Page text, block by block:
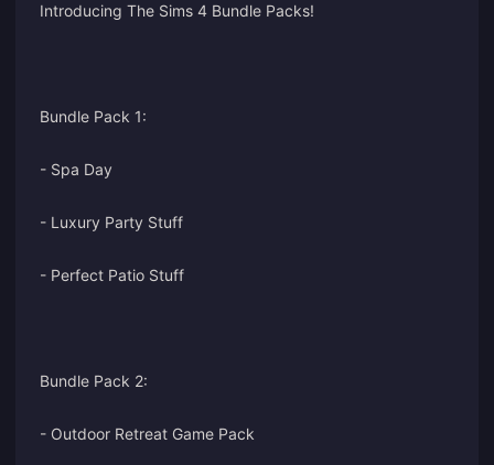
Introducing The Sims 4 Bundle Packs!
Bundle Pack 1:
- Spa Day
- Luxury Party Stuff
- Perfect Patio Stuff
Bundle Pack 2:
- Outdoor Retreat Game Pack